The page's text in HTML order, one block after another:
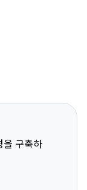
을 구축하